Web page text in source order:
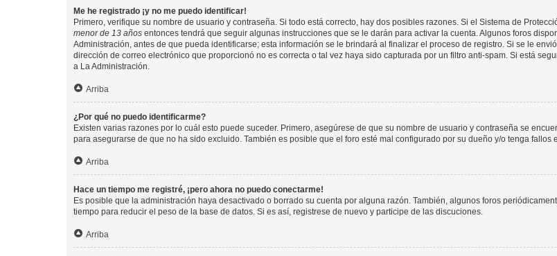
Me he registrado ¡y no me puedo identificar!
Primero, verifique su nombre de usuario y contraseña. Si todo está correcto, hay dos posibles razones. Si el Sistema de
menor de 13 años entonces tendrá que seguir algunas instrucciones que se le darán para activar la cuenta. Algunos foros
Administración, antes de que pueda identificarse; esta información se le brindará al finalizar el proceso de registro. Si se le
dirección de correo electrónico que proporcionó no es correcta o tal vez haya sido capturada por un filtro anti-spam. Si está
a La Administración.
Arriba
¿Por qué no puedo identificarme?
Existen varias razones por lo cuál esto puede suceder. Primero, asegúrese de que su nombre de usuario y contraseña se
para asegurarse de que no ha sido excluido. También es posible que el foro esté mal configurado por su dueño y/o tenga
Arriba
Hace un tiempo me registré, ¡pero ahora no puedo conectarme!
Es posible que la administración haya desactivado o borrado su cuenta por alguna razón. También, algunos foros
tiempo para reducir el peso de la base de datos. Si es así, registrese de nuevo y participe de las discuciones.
Arriba